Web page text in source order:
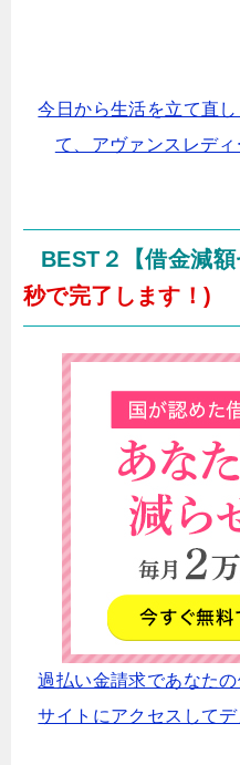
今日から生活を立て直
て、アヴァンスレデ
BEST２【借金減額
秒で完了します！)
過払い金請求であなた
サイトにアクセスして